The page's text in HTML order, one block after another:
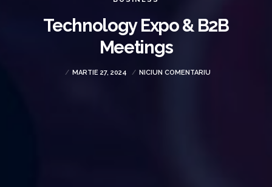
Technology Expo & B2B
Meetings
MARTIE 27, 2024 NICIUN COMENTARIU